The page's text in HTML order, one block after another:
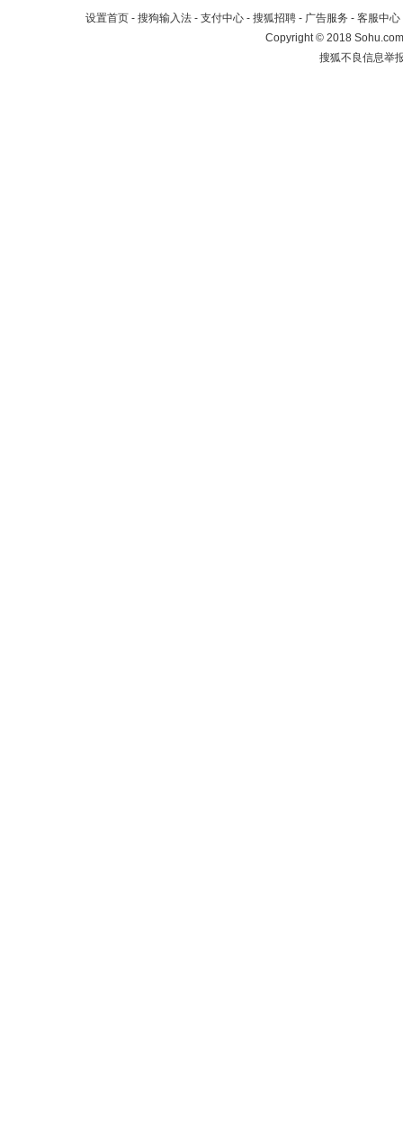
设置首页 - 搜狗输入法 - 支付中心 - 搜狐招聘 - 广告服务 - 客服中心
Copyright©2018
搜狐不良信息举